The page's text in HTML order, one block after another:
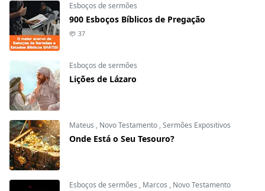
Esboços de sermões
900 Esboços Bíblicos de Pregação
37
Esboços de sermões
Lições de Lázaro
Mateus , Novo Testamento,Sermões Expositivos
Onde Está o Seu Tesouro?
Esboços de sermões , Marcos , Novo Testamento